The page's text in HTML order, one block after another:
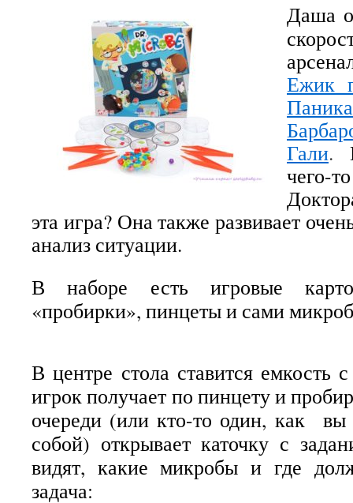
Даша
Ежик
Гали.
чего-
эта игра? Она также развивает
анализ ситуации.
В наборе есть игровые
«пробирки», пинцеты и сами
В центре стола ставится емкость
игрок получает по пинцету и
очереди (или кто-то один, как вы
собой) открывает каточку с
видят, какие микробы и где
задача: